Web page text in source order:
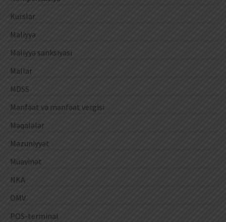
Kurslar
Maliyyə
Maliyyə sanksiyası
Mallar
MDSS
Mənfəət və mənfəət vergisi
Məqalələr
Məzuniyyət
Müavinət
NKA
ÖMV
POS-terminal